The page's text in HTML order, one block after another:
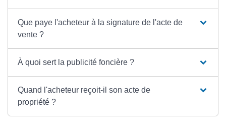
Que paye l'acheteur à la signature de l'acte de
vente ?
À quoi sert la publicité foncière ?
Quand l'acheteur reçoit-il son acte de
propriété ?